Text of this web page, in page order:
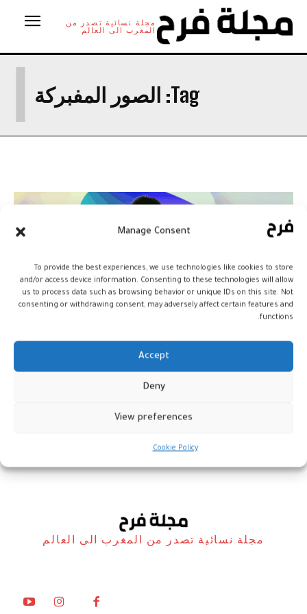
Manage Consent
To provide the best experiences, we use technologies like cookies to store
and/or access device information. Consenting to these technologies will allow
us to process data such as browsing behavior or unique IDs on this site. Not
consenting or withdrawing consent, may adversely affect certain features and
functions.
Accept
Deny
View preferences
Cookie Policy
مجلة نسائية تصدر من
المغرب الى العالم
Tag: الصور المفبركة
الذكاء الاصطناعي يبتز الطفولة
مجلة نسائية تصدر من المغرب الى العالم